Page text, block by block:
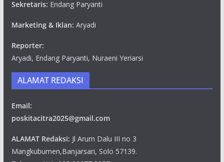
Sekretaris: Endang Paryanti
Marketing & Iklan: Aryadi
Reporter:
Aryadi, Endang Paryanti, Nuraeni Yeriarsi
ALAMAT REDAKSI
Email:
poskitacitra2025@gmail.com
ALAMAT Redaksi: Jl Arum Dalu III no 3
Mangkubumen,Banjarsari, Solo 57139.